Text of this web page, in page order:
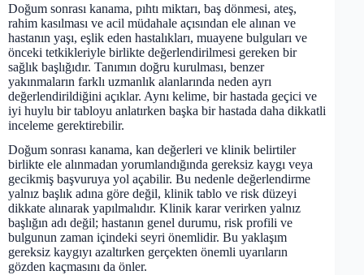
Doğum sonrası kanama, pıhtı miktarı, baş dönmesi, ateş,
rahim kasılması ve acil müdahale açısından ele alınan ve
hastanın yaşı, eşlik eden hastalıkları, muayene bulguları ve
önceki tetkikleriyle birlikte değerlendirilmesi gereken bir
sağlık başlığıdır. Tanımın doğru kurulması, benzer
yakınmaların farklı uzmanlık alanlarında neden ayrı
değerlendirildiğini açıklar. Aynı kelime, bir hastada geçici ve
iyi huylu bir tabloyu anlatırken başka bir hastada daha dikkatli
inceleme gerektirebilir.
Doğum sonrası kanama, kan değerleri ve klinik belirtiler
birlikte ele alınmadan yorumlandığında gereksiz kaygı veya
gecikmiş başvuruya yol açabilir. Bu nedenle değerlendirme
yalnız başlık adına göre değil, klinik tablo ve risk düzeyi
dikkate alınarak yapılmalıdır. Klinik karar verirken yalnız
başlığın adı değil; hastanın genel durumu, risk profili ve
bulgunun zaman içindeki seyri önemlidir. Bu yaklaşım
gereksiz kaygıyı azaltırken gerçekten önemli uyarıların
gözden kaçmasını da önler.